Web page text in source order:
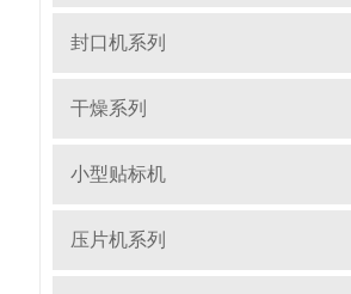
封口机系列
干燥系列
小型贴标机
压片机系列